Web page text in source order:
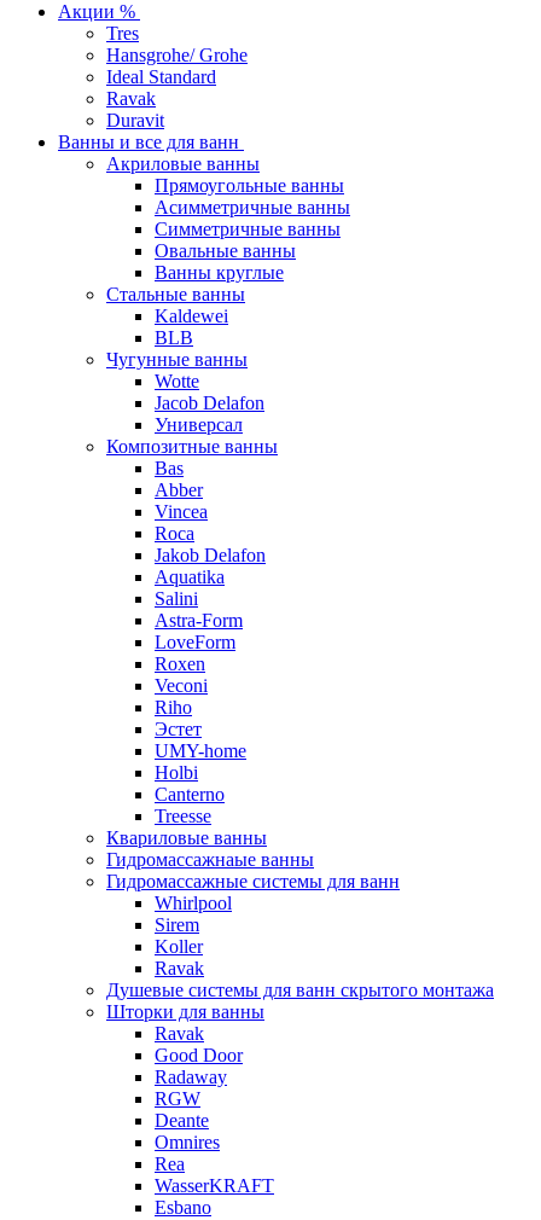
Акции %
Tres
Hansgrohe/ Grohe
Ideal Standard
Ravak
Duravit
Ванны и все для ванн
Акриловые ванны
Прямоугольные ванны
Асимметричные ванны
Симметричные ванны
Овальные ванны
Ванны круглые
Стальные ванны
Kaldewei
BLB
Чугунные ванны
Wotte
Jacob Delafon
Универсал
Композитные ванны
Bas
Abber
Vincea
Roca
Jakob Delafon
Aquatika
Salini
Astra-Form
LoveForm
Roxen
Veconi
Riho
Эстет
UMY-home
Holbi
Canterno
Treesse
Квариловые ванны
Гидромассажнаые ванны
Гидромассажные системы для ванн
Whirlpool
Sirem
Koller
Ravak
Душевые системы для ванн скрытого монтажа
Шторки для ванны
Ravak
Good Door
Radaway
RGW
Deante
Omnires
Rea
WasserKRAFT
Esbano